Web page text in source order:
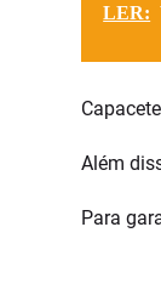
LER:
Além
Para